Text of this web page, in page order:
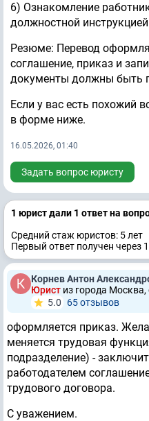
6) Ознакомление
должностной
Резюме: Перевод
соглашение, приказ и
документы должны быть
Если у вас есть похожий
в форме ниже.
16.05.2026, 01:40
Задать вопрос юристу
1 юрист дали 1 ответ на
Средний стаж юристов: 5 лет
Первый ответ получен через
Корнев Антон
Юрист из города Москва,
5.0
65 отзывов
оформляется приказ.
меняется трудовая
подразделение) -
работодателем
трудового договора.
С уважением.